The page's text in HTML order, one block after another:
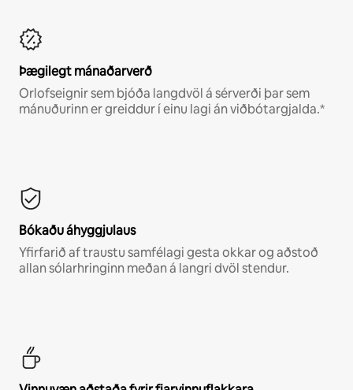
Þægilegt mánaðarverð
Orlofseignir sem bjóða langdvöl á sérverði þar sem
mánuðurinn er greiddur í einu lagi án viðbótargjalda.*
Bókaðu áhyggjulaus
Yfirfarið af traustu samfélagi gesta okkar og aðstoð
allan sólarhringinn meðan á langri dvöl stendur.